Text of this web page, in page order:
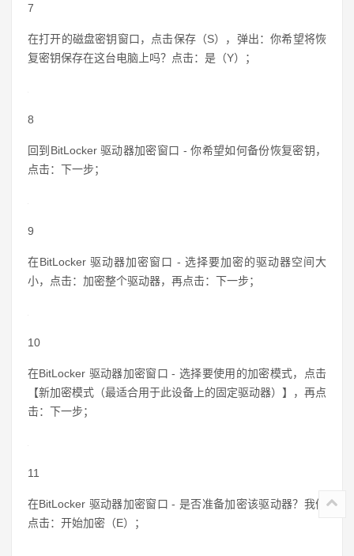
7
在打开的磁盘密钥窗口，点击保存（S），弹出：你希望将恢
复密钥保存在这台电脑上吗？点击：是（Y）；
8
回到BitLocker 驱动器加密窗口 - 你希望如何备份恢复密钥，
点击：下一步；
9
在BitLocker 驱动器加密窗口 - 选择要加密的驱动器空间大
小，点击：加密整个驱动器，再点击：下一步；
10
在BitLocker 驱动器加密窗口 - 选择要使用的加密模式，点击
【新加密模式（最适合用于此设备上的固定驱动器）】，再点
击：下一步；
11
在BitLocker 驱动器加密窗口 - 是否准备加密该驱动器？我们
点击：开始加密（E）；